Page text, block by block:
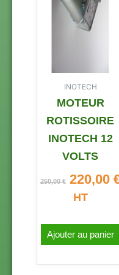
INOTECH
MOTEUR
ROTISSOIRE
INOTECH 12
VOLTS
250,00€ 220,00
HT
Ajouter au panier